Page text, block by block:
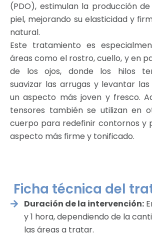
(PDO), estimulan la producción
piel, mejorando su elasticidad y
natural.
Este tratamiento es
áreas como el rostro, cuello, y en
de los ojos, donde los hilos
suavizar las arrugas y levantar
un aspecto más joven y fresco.
tensores también se utilizan en
cuerpo para redefinir contornos y
aspecto más firme y tonificado.
Ficha técnica del
Duración de la intervención:
y 1 hora, dependiendo de la
las áreas a tratar.